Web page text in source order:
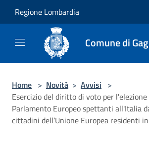
Regione Lombardia
Comune di
Home > Novità > Avvisi >
Esercizio del diritto di voto per
Parlamento Europeo spettanti all'Italia
cittadini dell’Unione Europea residenti